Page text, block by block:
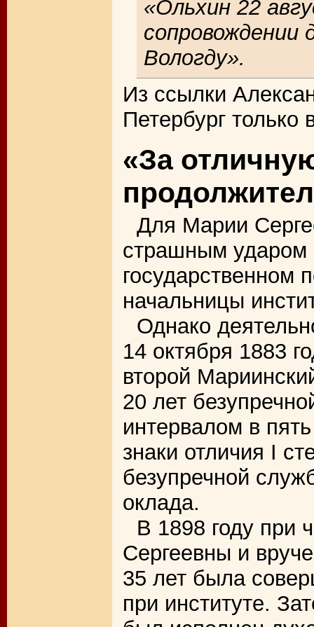
«Ольхин 22
сопровождении
Вологду».
Из ссылки
Петербург только
«За
Для Марии
страшным ударом
государственном
начальницы
Однако
14 октября 1883
второй
20 лет
интервалом в
знаки отличия I
безупречной
оклада.
В 1898 году при
Сергеевны и
35 лет была
при институте.